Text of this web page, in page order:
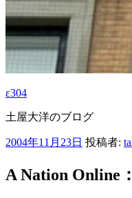
ε304
土屋大洋のブログ
投
日:
2004年11月23日 投稿者:
A Nation Online